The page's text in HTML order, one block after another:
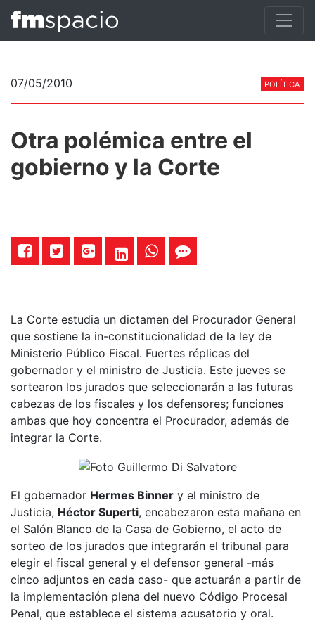
07/05/2010 POLÍTICA
Otra polémica entre el
gobierno y la Corte
La Corte estudia un dictamen del Procurador General
que sostiene la in-constitucionalidad de la ley de
Ministerio Público Fiscal. Fuertes réplicas del
gobernador y el ministro de Justicia. Este jueves se
sortearon los jurados que seleccionarán a las futuras
cabezas de los fiscales y los defensores; funciones
ambas que hoy concentra el Procurador, además de
integrar la Corte.
El gobernador Hermes Binner y el ministro de
Justicia, Héctor Superti, encabezaron esta mañana en
el Salón Blanco de la Casa de Gobierno, el acto de
sorteo de los jurados que integrarán el tribunal para
elegir el fiscal general y el defensor general -más
cinco adjuntos en cada caso- que actuarán a partir de
la implementación plena del nuevo Código Procesal
Penal, que establece el sistema acusatorio y oral.